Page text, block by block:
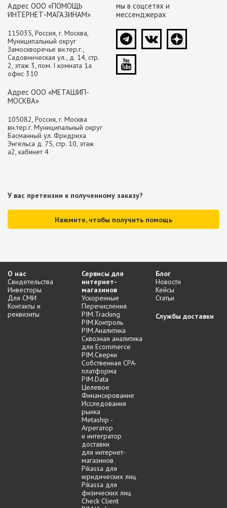
Адрес ООО «ПОМОЩЬ
ИНТЕРНЕТ-МАГАЗИНАМ»
115035, Россия, г. Москва,
Муниципальный округ
Замоскворечье вн.тер.г.,
Садовническая ул., д. 14, стр.
2, этаж 3, пом. I комната 1а
офис 310
Адрес ООО «МЕТАШИП-
МОСКВА»
105082, Россия, г. Москва
вн.тер.г. Муниципальный округ
Басманный ул. Фридриха
Энгельса д. 75, стр. 10, этаж
а2, кабинет 4
мы в соцсетях и
мессенджерах
У вас претензии к полученному заказу?
Нажмите, чтобы получить помощь
О нас
Свидетельства
Инвесторы
Для СМИ
Контакты и
реквизиты
Сервисы для
интернет-
магазинов
Ускоренные
Перечисления
PIM.Tracking
PIM.Контроль
PIM.Аналитика
Сквозная аналитика
для Ecommerce
PIM.Сверки
Собственная CPA-
платформа
PIM.Data
Целевое
Финансирование
Исследования
рынка
Metaship -
Агрегатор
и интегратор
доставки
для интернет-
магазинов
Pikassa для
юридических лиц
Pikassa для
физических лиц
Check Client
Блог
Новости
Кейсы
Статьи
Службы доставки